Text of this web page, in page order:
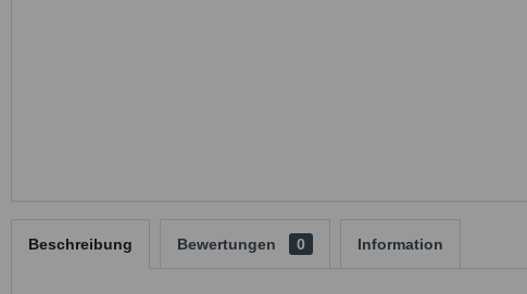
Beschreibung Bewertungen 0 Information